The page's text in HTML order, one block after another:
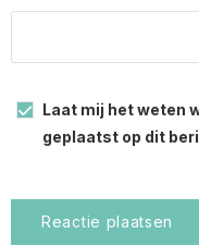
Laat mij het weten
geplaatst op dit